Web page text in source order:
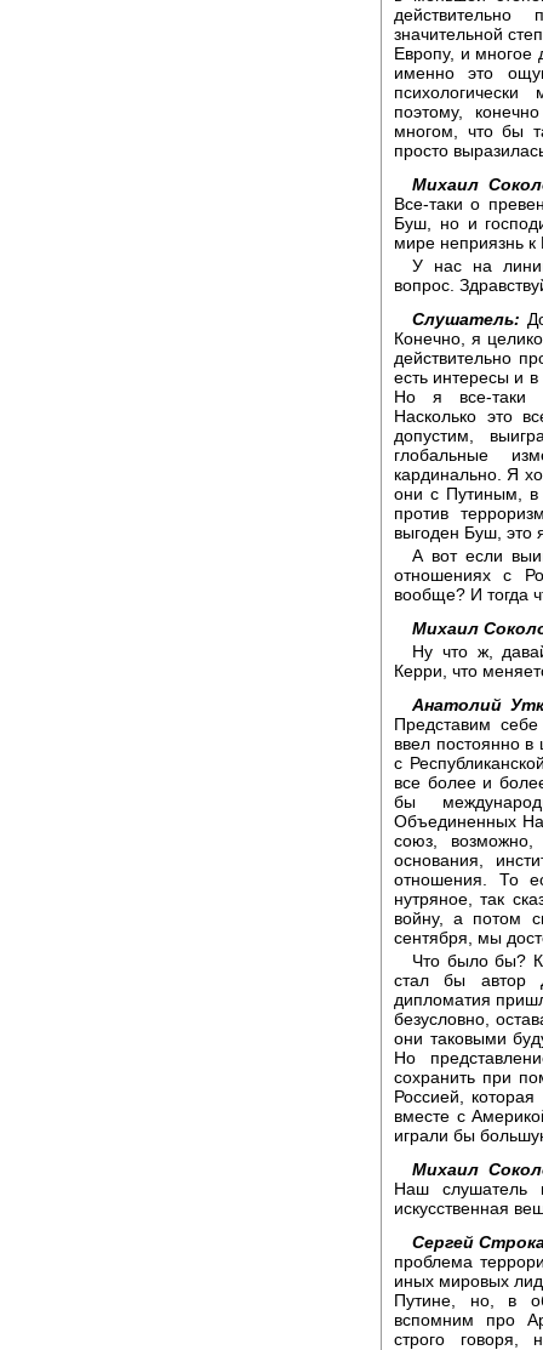
значительной
Европу, и многое
именно это
поэтому,
многом, что бы
просто
Михаил
Все-таки о
Буш, но и
мире неприязнь
У нас на
вопрос.
Слушатель:
Конечно, я
действительно
есть интересы и
Но я все-таки
Насколько это
допустим,
глобальные
кардинально. Я
они с Путиным, в
против
выгоден Буш, это
А вот если
отношениях с
вообще? И тогда
Михаил
Ну что ж,
Керри, что
Анатолий
Представим
ввел постоянно в
с
все более и
бы
Объединенных
союз,
основания,
отношения. То
нутряное, так
войну, а потом
сентября, мы
Что было бы?
стал бы автор
дипломатия
безусловно,
они таковыми
Но
сохранить при
Россией,
вместе с
играли бы
Михаил
Наш слушатель
искусственная
Сергей
проблема
иных мировых
Путине, но, в
вспомним про
строго говоря,